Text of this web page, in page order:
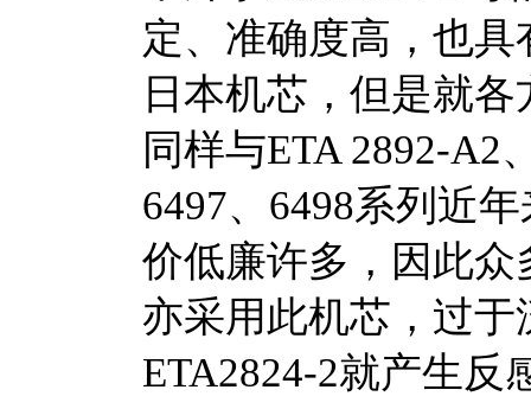
定、准确度高，也
日本机芯，但是就
同样与ETA 2892-A2
6497、6498系列近
价低廉许多，因此
亦采用此机芯，过
ETA2824-2就产生反